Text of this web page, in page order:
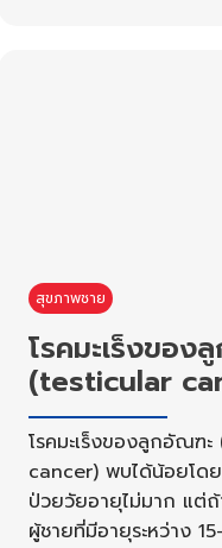
สุขภาพชาย
โรคมะเร็งของ
(testicular
โรคมะเร็งของลูกอัณฑ
cancer) พบได้น้อยโด
ป่วยวัยอายุไม่มาก แต่
ผู้ชายที่มีอายุระหว่าง